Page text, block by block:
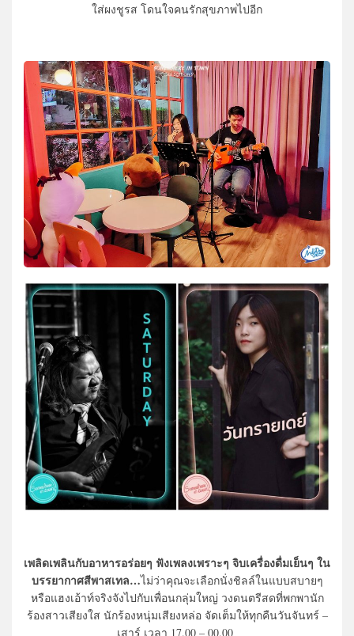
ใส่ผงชูรส โดนใจคนรักสุขภาพไปอีก
เพลิดเพลินกับอาหารอร่อยๆ ฟังเพลงเพราะๆ จิบเครื่องดื่มเย็นๆ ใน
บรรยากาศสีพาสเทล…ไม่ว่าคุณจะเลือกนั่งชิลล์ในแบบสบายๆ
หรือแฮงเอ้าท์จริงจังไปกับเพื่อนกลุ่มใหญ่ วงดนตรีสดที่พกพานัก
ร้องสาวเสียงใส นักร้องหนุ่มเสียงหล่อ จัดเต็มให้ทุกคืนวันจันทร์ –
เสาร์ เวลา 17.00 – 00.00